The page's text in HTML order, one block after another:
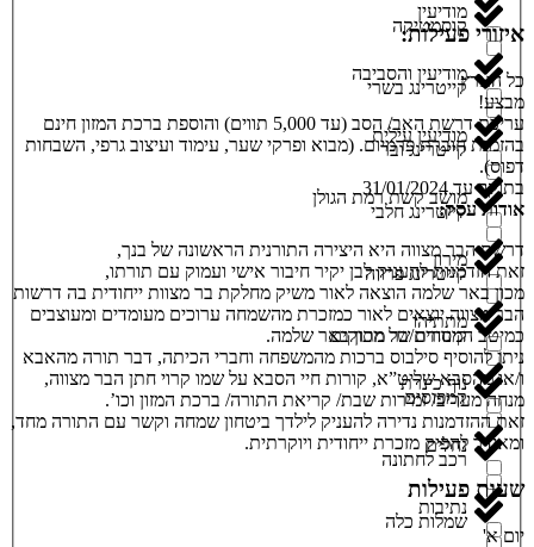
קוסמטיקה
קייטרינג בשרי
קייטרינג ובר
קייטרינג חלבי
קייטרינג פרווה
קינוחים/בר מתוקים
קמפוסים
רכב לחתונה
שמלות כלה
מודיעין
מודיעין והסביבה
מודיעין עילית
מושב קשת רמת הגולן
מירון
מתתיהו
נוף כינרת
נחלים
נתיבות
איזורי פעילות:
כל הארץ
מבצע!
עריכת דרשת האב/ הסב (עד 5,000 תווים) והוספת ברכת המזון חינם
בהזמנת חוברת פרמיום. (מבוא ופרקי שער, עימוד ועיצוב גרפי, השבחות
דפוס).
בתוקף עד 31/01/2024
אודות עסק:
דרשת הבר מצווה היא היצירה התורנית הראשונה של בנך,
זאת הזדמנות להעניק לבן יקיר חיבור אישי ועמוק עם תורתו,
מכון באר שלמה הוצאה לאור משיק מחלקת בר מצוות ייחודית בה דרשות
הבר מצווה יוצאים לאור כמזכרת מהשמחה ערוכים מעומדים ומעוצבים
כמיטב המסורת של מכון באר שלמה.
ניתן להוסיף סילבוס ברכות מהמשפחה וחברי הכיתה, דבר תורה מהאבא
ו/או מהסבא שליט”א, קורות חיי הסבא על שמו קרוי חתן הבר מצווה,
מנחה מעריב/ זמירות שבת/ קריאת התורה/ ברכת המזון וכו’.
זאת ההזדמנות נדירה להעניק לילדך ביטחון שמחה וקשר עם התורה מחד,
ומאידך להפיק מזכרת ייחודית ויוקרתית.
שעות פעילות
יום א'